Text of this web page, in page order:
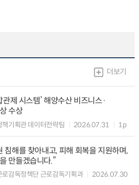
더보기
제 시스템’ 해양수산 비즈니스·
수상
기획관 데이터전략팀 2026.07.31 1p
침해를 찾아내고, 피해 회복을 지원하며,
만들겠습니다.”
감독정책단 근로감독기획과
2026.07.30